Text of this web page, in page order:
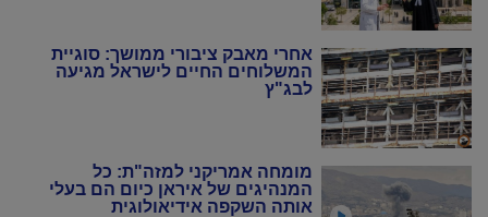
אחרי מאבק ציבורי ממושך: סוגיית
המשלוחים החיים לישראל מגיעה
לבג"ץ
מומחה אמריקני למזה"ת: כל
המנהיגים של איראן כיום הם בעלי
אותה השקפה אידיאולוגית